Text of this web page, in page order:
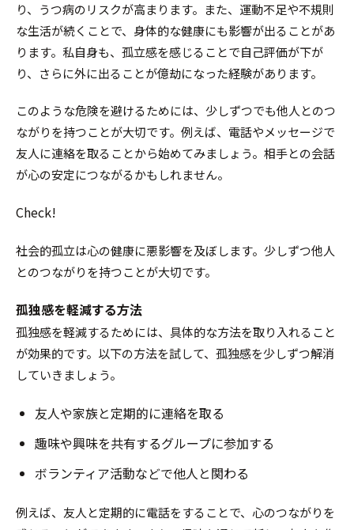
り、うつ病のリスクが高まります。また、運動不足や不規則
な生活が続くことで、身体的な健康にも影響が出ることがあ
ります。私自身も、孤立感を感じることで自己評価が下が
り、さらに外に出ることが億劫になった経験があります。
このような危険を避けるためには、少しずつでも他人とのつ
ながりを持つことが大切です。例えば、電話やメッセージで
友人に連絡を取ることから始めてみましょう。相手との会話
が心の安定につながるかもしれません。
Check!
社会的孤立は心の健康に悪影響を及ぼします。少しずつ他人
とのつながりを持つことが大切です。
孤独感を軽減する方法
孤独感を軽減するためには、具体的な方法を取り入れること
が効果的です。以下の方法を試して、孤独感を少しずつ解消
していきましょう。
友人や家族と定期的に連絡を取る
趣味や興味を共有するグループに参加する
ボランティア活動などで他人と関わる
例えば、友人と定期的に電話をすることで、心のつながりを